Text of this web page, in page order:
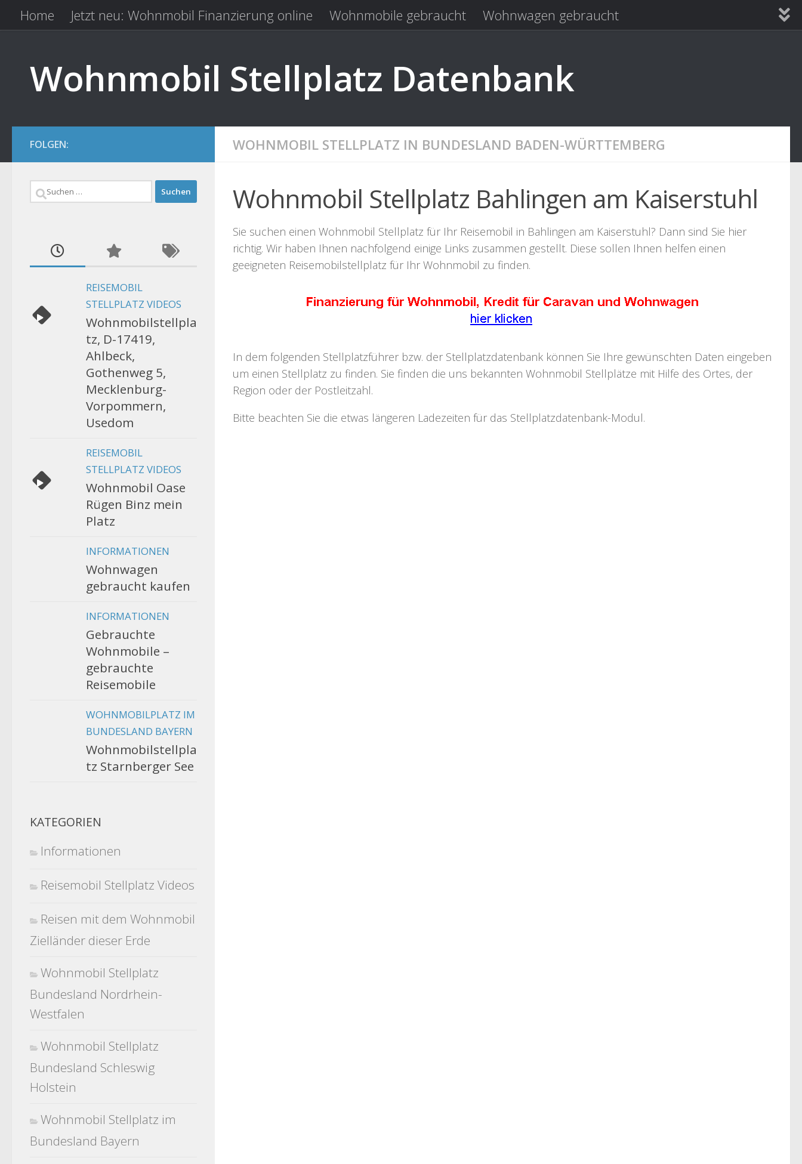
Zum Inhalt springen
Home Jetzt neu: Wohnmobil Finanzierung online Wohnmobile gebraucht
Wohnwagen gebraucht
Wohnmobil Stellplatz Datenbank
WOHNMOBIL STELLPLATZ IN BUNDESLAND BADEN-WÜRTTEMBERG
Wohnmobil Stellplatz Bahlingen am Kaiserstuhl
Sie suchen einen Wohnmobil Stellplatz für Ihr Reisemobil in Bahlingen am Kaiserstuhl? Dann sind Sie hier
richtig. Wir haben Ihnen nachfolgend einige Links zusammen gestellt. Diese sollen Ihnen helfen einen
geeigneten Reisemobilstellplatz für Ihr Wohnmobil zu finden.
In dem folgenden Stellplatzführer bzw. der Stellplatzdatenbank können Sie Ihre gewünschten Daten eingeben
um einen Stellplatz zu finden. Sie finden die uns bekannten Wohnmobil Stellplätze mit Hilfe des Ortes, der
Region oder der Postleitzahl.
Bitte beachten Sie die etwas längeren Ladezeiten für das Stellplatzdatenbank-Modul.
FOLGEN:
Suchen
REISEMOBIL
STELLPLATZ VIDEOS
Wohnmobilstellpla
tz, D-17419,
Ahlbeck,
Gothenweg 5,
Mecklenburg-
Vorpommern,
Usedom
REISEMOBIL
STELLPLATZ VIDEOS
Wohnmobil Oase
Rügen Binz mein
Platz
INFORMATIONEN
Wohnwagen
gebraucht kaufen
INFORMATIONEN
Gebrauchte
Wohnmobile –
gebrauchte
Reisemobile
WOHNMOBILPLATZ IM
BUNDESLAND BAYERN
Wohnmobilstellpla
tz Starnberger See
KATEGORIEN
Informationen
Reisemobil Stellplatz Videos
Reisen mit dem Wohnmobil
Zielländer dieser Erde
Wohnmobil Stellplatz
Bundesland Nordrhein-
Westfalen
Wohnmobil Stellplatz
Bundesland Schleswig
Holstein
Wohnmobil Stellplatz im
Bundesland Bayern